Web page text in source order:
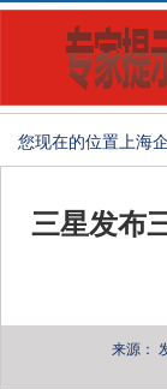
您现在的位置上海
三星发布
来源：